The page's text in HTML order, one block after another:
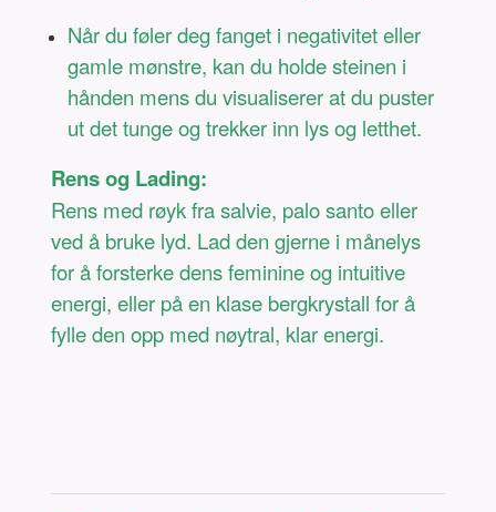
Når du føler deg fanget i negativitet eller
gamle mønstre, kan du holde steinen i
hånden mens du visualiserer at du puster
ut det tunge og trekker inn lys og letthet.
Rens og Lading:
Rens med røyk fra salvie, palo santo eller
ved å bruke lyd. Lad den gjerne i månelys
for å forsterke dens feminine og intuitive
energi, eller på en klase bergkrystall for å
fylle den opp med nøytral, klar energi.